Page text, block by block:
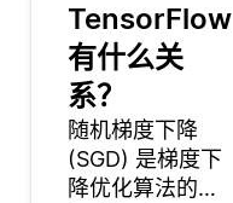
TensorFlow
有什么关
系？
随机梯度下降
(SGD) 是梯度下
降优化算法的一